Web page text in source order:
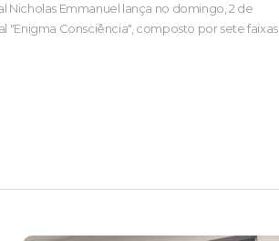
Nicholas Emmanuel lança no domingo, 2 de
"Enigma Consciência", composto por sete faixas,